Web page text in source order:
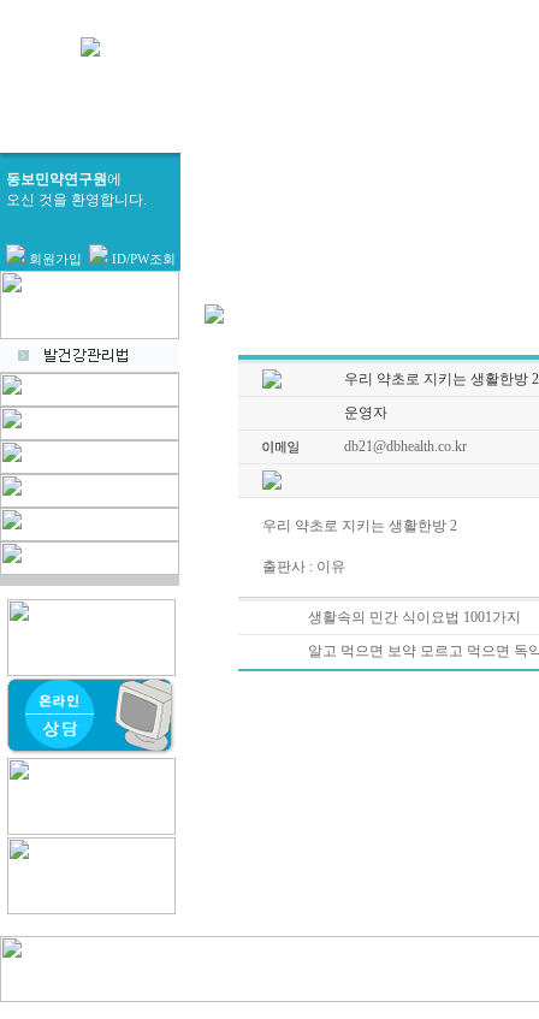
동보민약연구원에
오신 것을 환영합니다.
회원가입 ID/PW조회
우리 약초로 지키는 생활한방 2
운영자
db21@dbhealth.co.kr
우리 약초로 지키는 생활한방 2
출판사 : 이유
생활속의 민간 식이요법 1001가지
알고 먹으면 보약 모르고 먹으면 독